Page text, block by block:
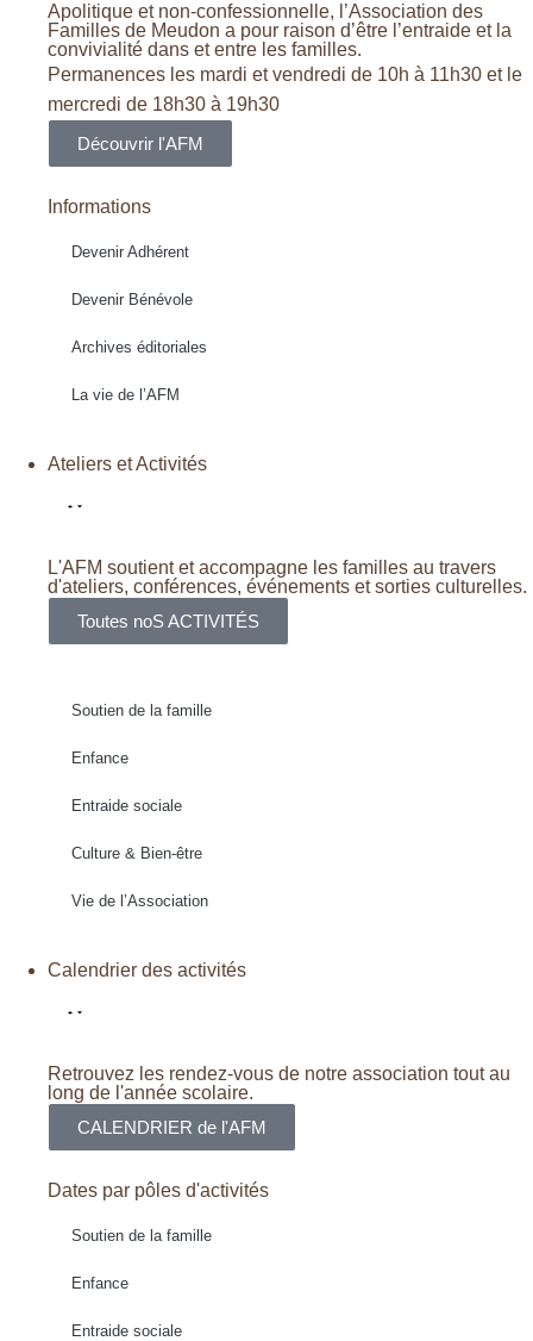
Apolitique et non-confessionnelle, l’Association des
Familles de Meudon a pour raison d’être l’entraide et la
convivialité dans et entre les familles.
Permanences les mardi et vendredi de 10h à 11h30 et le
mercredi de 18h30 à 19h30
Découvrir l'AFM
Informations
Devenir Adhérent
Devenir Bénévole
Archives éditoriales
La vie de l’AFM
Ateliers et Activités
L'AFM soutient et accompagne les familles au travers
d'ateliers, conférences, événements et sorties culturelles.
Toutes noS ACTIVITÉS
Soutien de la famille
Enfance
Entraide sociale
Culture & Bien-être
Vie de l’Association
Calendrier des activités
Retrouvez les rendez-vous de notre association tout au
long de l'année scolaire.
CALENDRIER de l'AFM
Dates par pôles d'activités
Soutien de la famille
Enfance
Entraide sociale